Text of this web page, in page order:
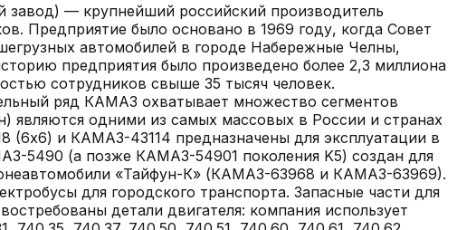
— крупнейший российский производитель
Предприятие было основано в 1969 году, когда Совет
автомобилей в городе Набережные Челны,
предприятия было произведено более 2,3 миллиона
сотрудников свыше 35 тысяч человек.
ряд КАМАЗ охватывает множество сегментов
являются одними из самых массовых в России и странах
(6x6) и КАМАЗ-43114 предназначены для эксплуатации в
5490 (а позже КАМАЗ-54901 поколения K5) создан для
«Тайфун-К» (КАМАЗ-63968 и КАМАЗ-63969).
для городского транспорта. Запасные части для
детали двигателя: компания использует